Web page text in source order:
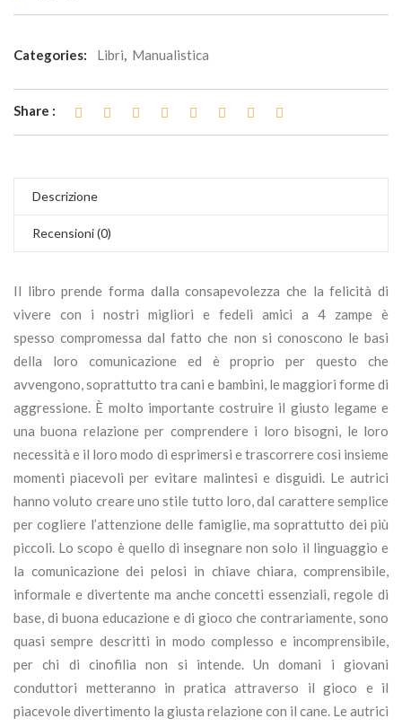
Categories: Libri, Manualistica
Share :
Descrizione
Recensioni (0)
Il libro prende forma dalla consapevolezza che la felicità di
vivere con i nostri migliori e fedeli amici a 4 zampe è
spesso compromessa dal fatto che non si conoscono le basi
della loro comunicazione ed è proprio per questo che
avvengono, soprattutto tra cani e bambini, le maggiori forme di
aggressione. È molto importante costruire il giusto legame e
una buona relazione per comprendere i loro bisogni, le loro
necessità e il loro modo di esprimersi e trascorrere così insieme
momenti piacevoli per evitare malintesi e disguidi. Le autrici
hanno voluto creare uno stile tutto loro, dal carattere semplice
per cogliere l’attenzione delle famiglie, ma soprattutto dei più
piccoli. Lo scopo è quello di insegnare non solo il linguaggio e
la comunicazione dei pelosi in chiave chiara, comprensibile,
informale e divertente ma anche concetti essenziali, regole di
base, di buona educazione e di gioco che contrariamente, sono
quasi sempre descritti in modo complesso e incomprensibile,
per chi di cinofilia non si intende. Un domani i giovani
conduttori metteranno in pratica attraverso il gioco e il
piacevole divertimento la giusta relazione con il cane. Le autrici